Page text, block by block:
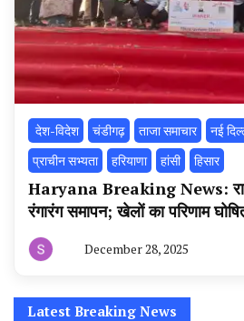
‌ देश-विदेश चंडीगढ़ ताजा समाचार नई
प्राचीन सभ्यता
हरियाणा हांसी हिसार
Haryana Breaking News:
रंगारंग समापन; खेलों का परिणाम
टूडे
December 28, 2025
Latest Breaking News